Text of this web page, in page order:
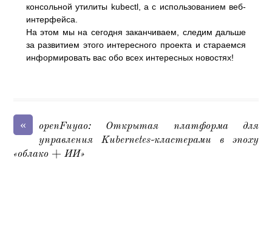
консольной утилиты kubectl, а с использованием веб-
интерфейса.
На этом мы на сегодня заканчиваем, следим дальше
за развитием этого интересного проекта и стараемся
информировать вас обо всех интересных новостях!
«
openFuyao: Открытая платформа для
управления Kubernetes-кластерами в эпоху
«облако + ИИ»